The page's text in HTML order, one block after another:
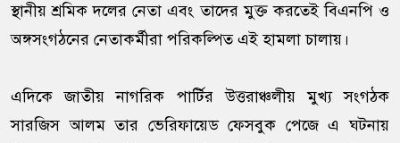
স্থানীয় শ্রমিক দলের নেতা এবং তাদের মুক্ত করতেই বিএনপি ও
অঙ্গসংগঠনের নেতাকর্মীরা পরিকল্পিত এই হামলা চালায়।
এদিকে জাতীয় নাগরিক পার্টির উত্তরাঞ্চলীয় মুখ্য সংগঠক
সারজিস আলম তার ভেরিফায়েড ফেসবুক পেজে এ ঘটনায়